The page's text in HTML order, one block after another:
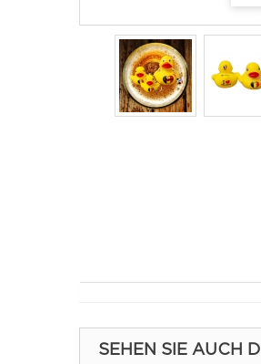
SEHEN SIE AUCH